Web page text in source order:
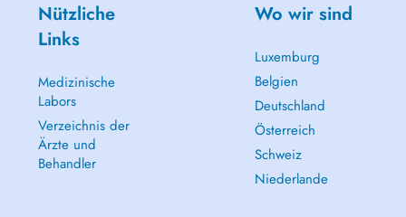
Nützliche
Links
Medizinische
Labors
Verzeichnis der
Ärzte und
Behandler
Wo wir sind
Luxemburg
Belgien
Deutschland
Österreich
Schweiz
Niederlande